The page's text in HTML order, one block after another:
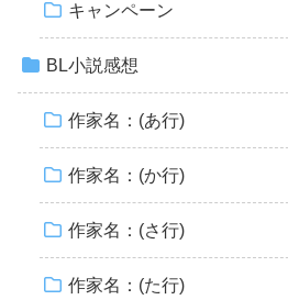
キャンペーン
BL小説感想
作家名：(あ行)
作家名：(か行)
作家名：(さ行)
作家名：(た行)